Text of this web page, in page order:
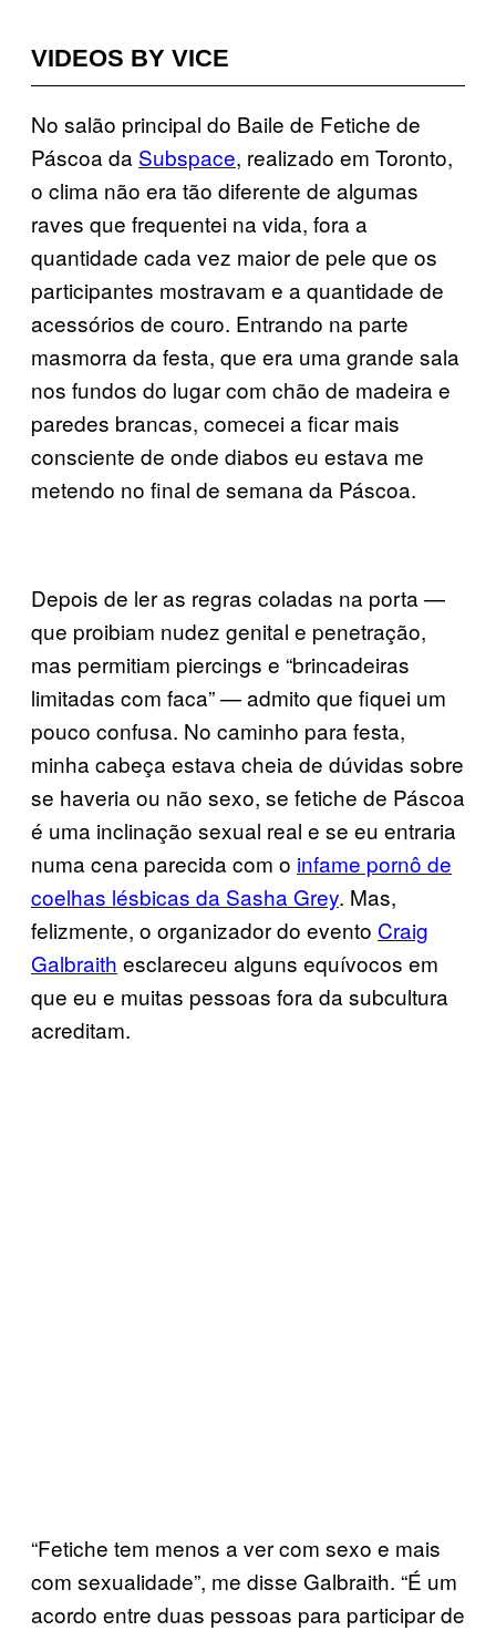
VIDEOS BY VICE
No salão principal do Baile de Fetiche de
Páscoa da Subspace, realizado em Toronto,
o clima não era tão diferente de algumas
raves que frequentei na vida, fora a
quantidade cada vez maior de pele que os
participantes mostravam e a quantidade de
acessórios de couro. Entrando na parte
masmorra da festa, que era uma grande sala
nos fundos do lugar com chão de madeira e
paredes brancas, comecei a ficar mais
consciente de onde diabos eu estava me
metendo no final de semana da Páscoa.
Depois de ler as regras coladas na porta —
que proibiam nudez genital e penetração,
mas permitiam piercings e “brincadeiras
limitadas com faca” — admito que fiquei um
pouco confusa. No caminho para festa,
minha cabeça estava cheia de dúvidas sobre
se haveria ou não sexo, se fetiche de Páscoa
é uma inclinação sexual real e se eu entraria
numa cena parecida com o infame pornô de
coelhas lésbicas da Sasha Grey. Mas,
felizmente, o organizador do evento Craig
Galbraith esclareceu alguns equívocos em
que eu e muitas pessoas fora da subcultura
acreditam.
“Fetiche tem menos a ver com sexo e mais
com sexualidade”, me disse Galbraith. “É um
acordo entre duas pessoas para participar de